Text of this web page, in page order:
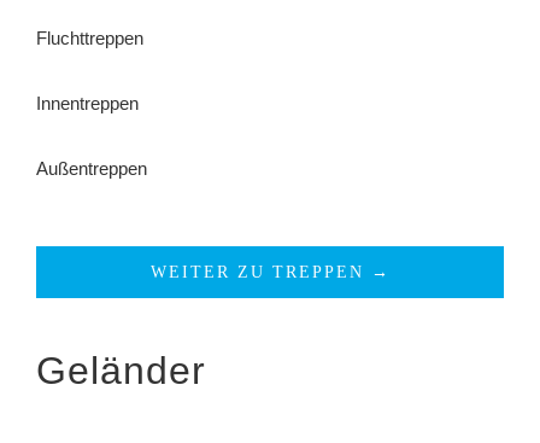
Fluchttreppen
Innentreppen
Außentreppen
WEITER ZU TREPPEN →
Geländer